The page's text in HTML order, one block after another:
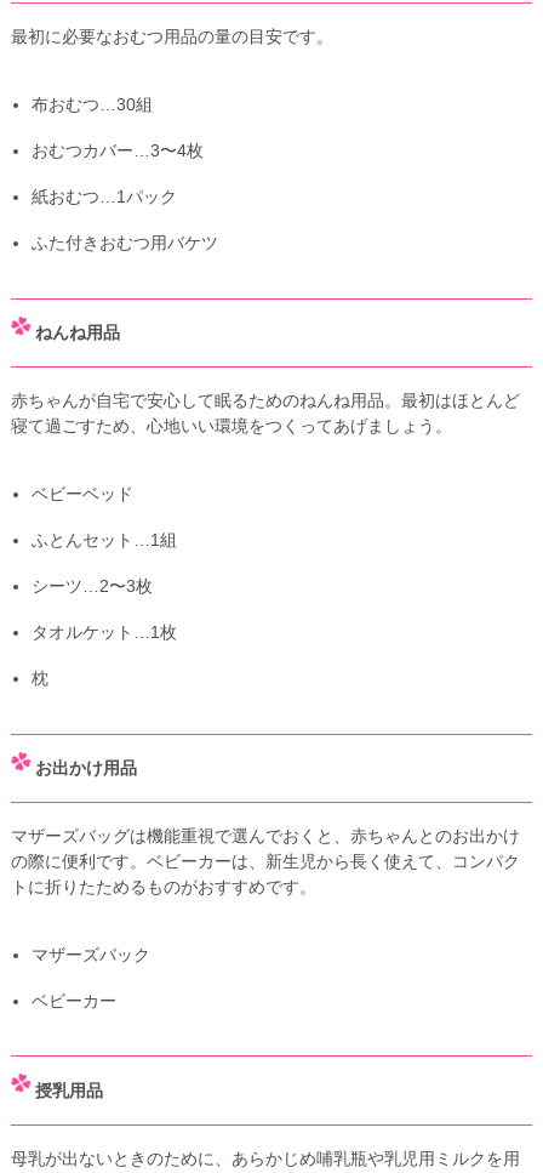
最初に必要なおむつ用品の量の目安です。
布おむつ…30組
おむつカバー…3〜4枚
紙おむつ…1パック
ふた付きおむつ用バケツ
ねんね用品
赤ちゃんが自宅で安心して眠るためのねんね用品。最初はほとんど
寝て過ごすため、心地いい環境をつくってあげましょう。
ベビーベッド
ふとんセット…1組
シーツ…2〜3枚
タオルケット…1枚
枕
お出かけ用品
マザーズバッグは機能重視で選んでおくと、赤ちゃんとのお出かけ
の際に便利です。ベビーカーは、新生児から長く使えて、コンパク
トに折りたためるものがおすすめです。
マザーズバック
ベビーカー
授乳用品
母乳が出ないときのために、あらかじめ哺乳瓶や乳児用ミルクを用